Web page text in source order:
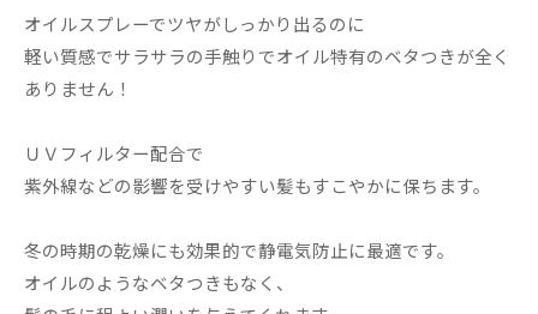
オイルスプレーでツヤがしっかり出るのに
軽い質感でサラサラの手触りでオイル特有のベタつきが全く
ありません！
ＵＶフィルター配合で
紫外線などの影響を受けやすい髪もすこやかに保ちます。
冬の時期の乾燥にも効果的で静電気防止に最適です。
オイルのようなベタつきもなく、